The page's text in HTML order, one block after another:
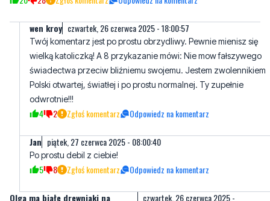
świadectwa przeciw bliźniemu swojemu. Jestem zwolennikiem
Polski otwartej, światłej i po prostu normalnej. Ty zupełnie
odwrotnie!!!
4 2 Zgłoś komentarz Odpowiedz na komentarz
Jan piątek, 27 czerwca 2025 - 08:00:40
Po prostu debil z ciebie!
Olga ma białe drewniaki na
nogach
01:14:05
5 4 Zgłoś komentarz Odpowiedz na komentarz